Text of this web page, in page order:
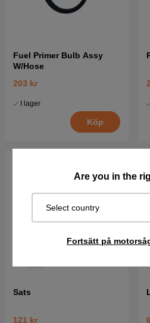
Are you in the
Select country
Fortsätt på
Fuel Primer Bulb Assy
W/Hose
203 kr
I lager
Köp
Sats
121 kr